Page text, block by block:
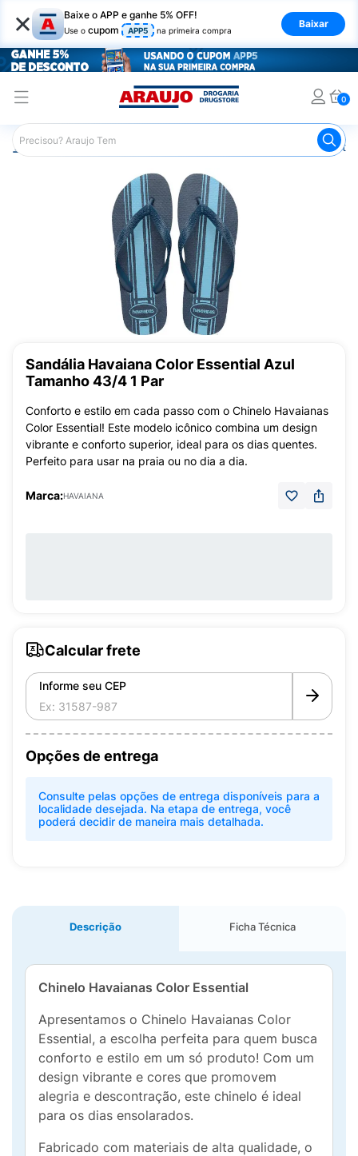
× Baixe o APP e ganhe 5% OFF!
Use o cupom APP5 na primeira compra
Baixar
0
Araujo Mercado Calçados e
Sandália Havaiana Color Essential Azul
Tamanho 43/4 1 Par
Conforto e estilo em cada passo com o Chinelo Havaianas
Color Essential! Este modelo icônico combina um design
vibrante e conforto superior, ideal para os dias quentes.
Perfeito para usar na praia ou no dia a dia.
Marca:HAVAIANA
Calcular frete
Informe seu CEP
Opções de entrega
Consulte pelas opções de entrega disponíveis para a
localidade desejada. Na etapa de entrega, você
poderá decidir de maneira mais detalhada.
Descrição Ficha Técnica
Chinelo Havaianas Color Essential
Apresentamos o Chinelo Havaianas Color
Essential, a escolha perfeita para quem busca
conforto e estilo em um só produto! Com um
design vibrante e cores que promovem
alegria e descontração, este chinelo é ideal
para os dias ensolarados.
Fabricado com materiais de alta qualidade, o